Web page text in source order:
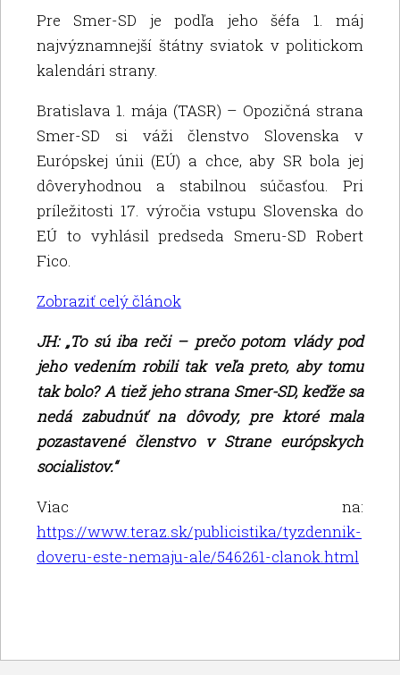
Pre Smer-SD je podľa jeho šéfa 1. máj
najvýznamnejší štátny sviatok v politickom
kalendári strany.
Bratislava 1. mája (TASR) – Opozičná strana
Smer-SD si váži členstvo Slovenska v
Európskej únii (EÚ) a chce, aby SR bola jej
dôveryhodnou a stabilnou súčasťou. Pri
príležitosti 17. výročia vstupu Slovenska do
EÚ to vyhlásil predseda Smeru-SD Robert
Fico.
Zobraziť celý článok
JH: „To sú iba reči – prečo potom vlády pod
jeho vedením robili tak veľa preto, aby tomu
tak bolo? A tiež jeho strana Smer-SD, keďže sa
nedá zabudnúť na dôvody, pre ktoré mala
pozastavené členstvo v Strane európskych
socialistov.“
Viac na:
https://www.teraz.sk/publicistika/tyzdennik-
doveru-este-nemaju-ale/546261-clanok.html